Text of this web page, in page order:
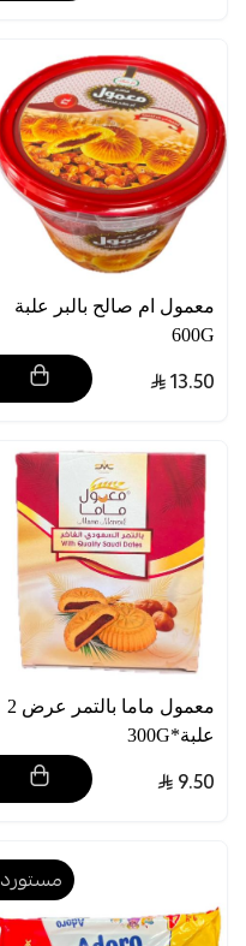
معمول ام صالح بالبر علبة
600G
13.50
معمول ماما بالتمر عرض 2
علبة*300G
9.50
مستورد